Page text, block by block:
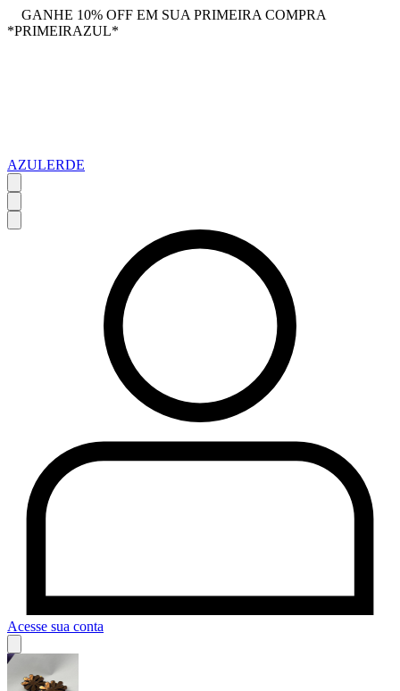
GANHE 10% OFF EM SUA PRIMEIRA COMPRA
*PRIMEIRAZUL*
AZULERDE
Acesse sua conta